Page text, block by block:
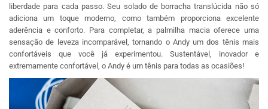
liberdade para cada passo. Seu solado de borracha translúcida não só
adiciona um toque moderno, como também proporciona excelente
aderência e conforto. Para completar, a palmilha macia oferece uma
sensação de leveza incomparável, tornando o Andy um dos tênis mais
confortáveis que você já experimentou. Sustentável, inovador e
extremamente confortável, o Andy é um tênis para todas as ocasiões!